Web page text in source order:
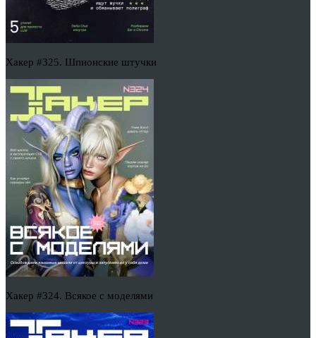
Хакер #325. Шпионские штучки
Хакер #324. Всякое с моделями